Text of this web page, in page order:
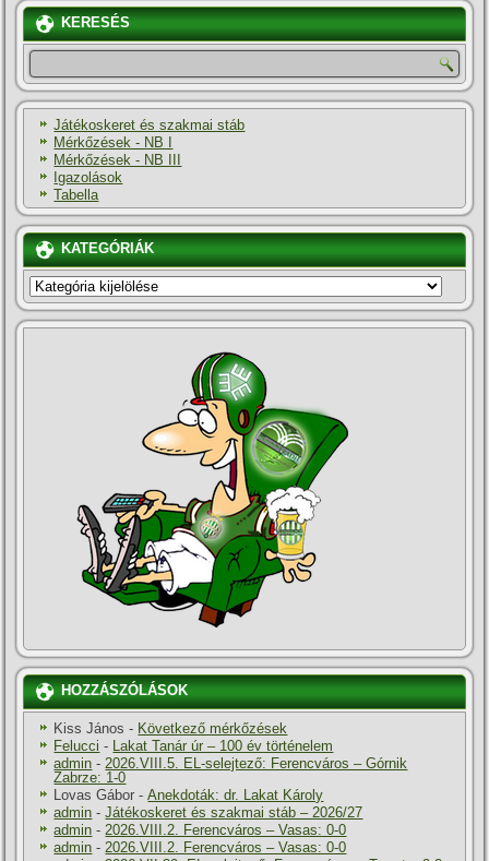
KERESÉS
Játékoskeret és szakmai stáb
Mérkőzések - NB I
Mérkőzések - NB III
Igazolások
Tabella
KATEGÓRIÁK
KATEGÓRIÁK
HOZZÁSZÓLÁSOK
Kiss János - Következő mérkőzések
Felucci - Lakat Tanár úr – 100 év történelem
admin -2026.VIII.5. EL-selejtező: Ferencváros – Górnik
Zabrze: 1-0
Lovas Gábor -Anekdoták: dr. Lakat Károly
admin -Játékoskeret és szakmai stáb – 2026/27
admin -2026.VIII.2. Ferencváros – Vasas: 0-0
admin -2026.VIII.2. Ferencváros – Vasas: 0-0